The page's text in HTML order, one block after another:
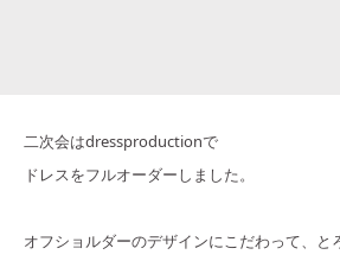
二次会はdressproductionで
ドレスをフルオーダーしました。
オフショルダーのデザインにこだわって、と